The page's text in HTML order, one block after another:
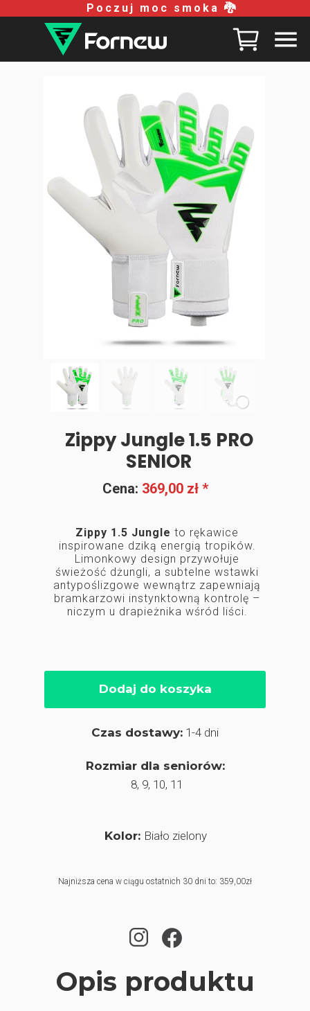
Poczuj moc smoka 🐉
Kolor: Biało zielony
Zippy Jungle 1.5 PRO
SENIOR
Cena: 369,00 zł *
Najniższa cena w ciągu ostatnich 30 dni to: 359,00zł
Zippy 1.5 Jungle to rękawice
inspirowane dziką energią tropików.
Limonkowy design przywołuje
świeżość dżungli, a subtelne wstawki
antypoślizgowe wewnątrz zapewniają
bramkarzowi instynktowną kontrolę –
niczym u drapieżnika wśród liści.
Dodaj do koszyka
Czas dostawy: 1-4 dni
Rozmiar dla seniorów:
8, 9, 10, 11
Opis produktu